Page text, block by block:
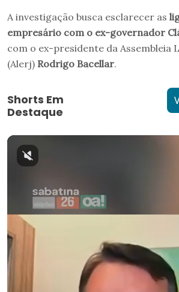
A investigação busca esclarecer as
empresário com o ex-governador
com o ex-presidente da Assembleia
(Alerj) Rodrigo Bacellar.
Shorts Em
Destaque